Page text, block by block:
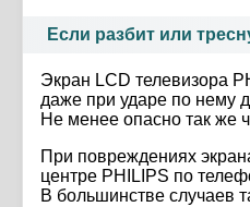
Если разбит или
Экран LCD телевизора
даже при ударе по нему
Не менее опасно так же
При повреждениях
центре PHILIPS по
В большинстве случаев